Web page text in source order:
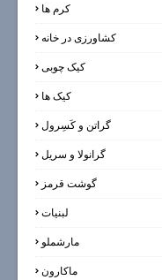
کرم ها
کشاورزی در خانه
کیک چوبی
کیک ها
گراتن و كَسِرول
گرانولا و سريل
گوشت قرمز
لبنيات
مارشملو
ماکارون